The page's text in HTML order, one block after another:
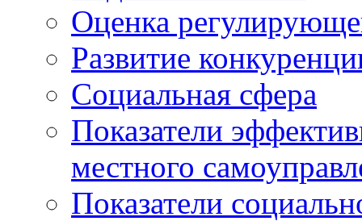
Оценка
Развитие
Социальная сфера
Показатели
местного
Показатели